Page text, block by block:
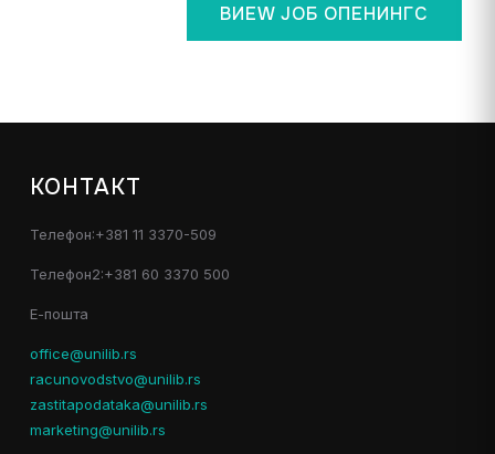
ВИЕW ЈОБ ОПЕНИНГС
КОНТАКТ
Телефон:+381 11 3370-509
Телефон2:+381 60 3370 500
Е-пошта
office@unilib.rs
racunovodstvo@unilib.rs
zastitapodataka@unilib.rs
marketing@unilib.rs